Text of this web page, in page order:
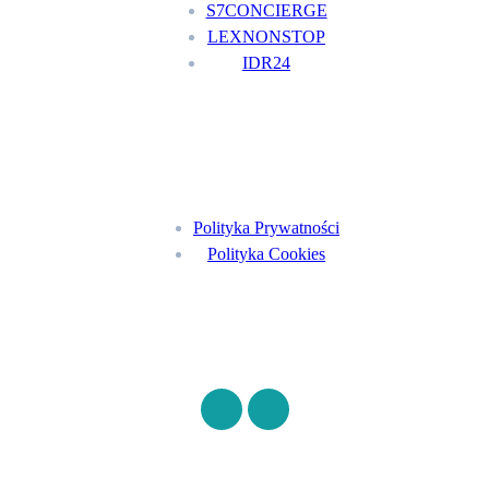
S7CONCIERGE
LEXNONSTOP
IDR24
Polityka Prywatności
Polityka Cookies